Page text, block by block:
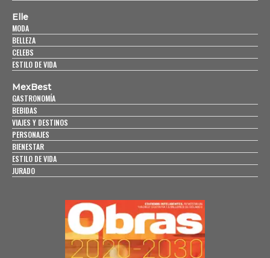
Elle
MODA
BELLEZA
CELEBS
ESTILO DE VIDA
MexBest
GASTRONOMÍA
BEBIDAS
VIAJES Y DESTINOS
PERSONAJES
BIENESTAR
ESTILO DE VIDA
JURADO